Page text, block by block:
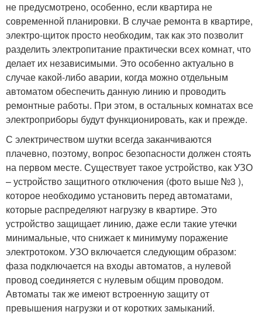
не предусмотрено, особенно, если квартира не
современной планировки. В случае ремонта в квартире,
электро-щиток просто необходим, так как это позволит
разделить электропитание практически всех комнат, что
делает их независимыми. Это особенно актуально в
случае какой-либо аварии, когда можно отдельным
автоматом обеспечить данную линию и проводить
ремонтные работы. При этом, в остальных комнатах все
электроприборы будут функционировать, как и прежде.
С электричеством шутки всегда заканчиваются
плачевно, поэтому, вопрос безопасности должен стоять
на первом месте. Существует такое устройство, как УЗО
– устройство защитного отключения (фото выше №3 ),
которое необходимо установить перед автоматами,
которые распределяют нагрузку в квартире. Это
устройство защищает линию, даже если такие утечки
минимальные, что снижает к минимуму поражение
электротоком. УЗО включается следующим образом:
фаза подключается на входы автоматов, а нулевой
провод соединяется с нулевым общим проводом.
Автоматы так же имеют встроенную защиту от
превышения нагрузки и от коротких замыканий.